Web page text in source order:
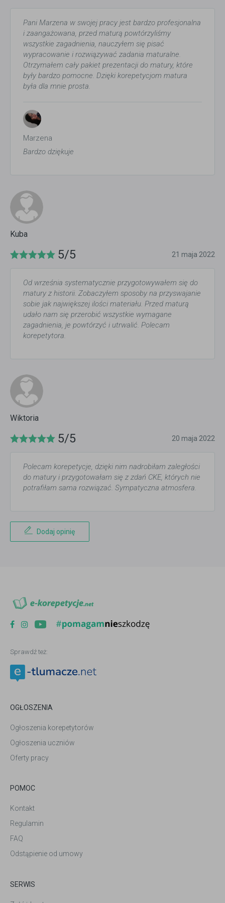
Pani Marzena w swojej pracy jest bardzo profesjonalna
i zaangażowana, przed maturą powtórzyliśmy
wszystkie zagadnienia, nauczyłem się pisać
wypracowanie i rozwiązywać zadania maturalne.
Otrzymałem cały pakiet prezentacji do matury, które
były bardzo pomocne. Dzięki korepetycjom matura
była dla mnie prosta.
Marzena
Bardzo dziękuje
Kuba
5/5 21 maja 2022
Od września systematycznie przygotowywałem się do
matury z historii. Zobaczyłem sposoby na przyswajanie
sobie jak największej ilości materiału. Przed maturą
udało nam się przerobić wszystkie wymagane
zagadnienia, je powtórzyć i utrwalić. Polecam
korepetytora.
Wiktoria
5/5 20 maja 2022
Polecam korepetycje, dzięki nim nadrobiłam zaległości
do matury i przygotowałam się z zdań CKE, których nie
potrafiłam sama rozwiązać. Sympatyczna atmosfera.
Dodaj opinię
Sprawdź też:
OGŁOSZENIA
Ogłoszenia korepetytorów
Ogłoszenia uczniów
Oferty pracy
POMOC
Kontakt
Regulamin
FAQ
Odstąpienie od umowy
SERWIS